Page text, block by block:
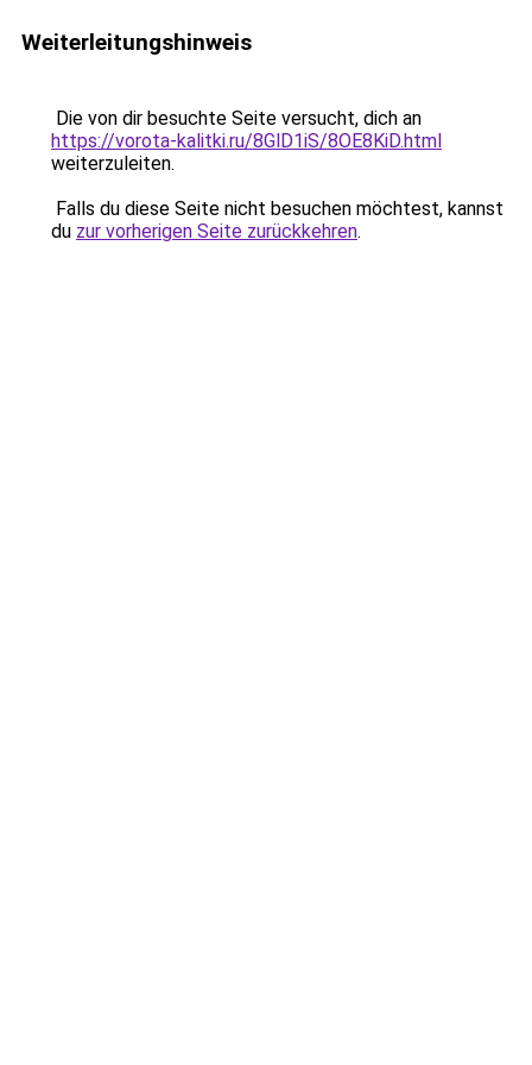
Weiterleitungshinweis
Die von dir besuchte Seite versucht, dich an
https://vorota-kalitki.ru/8GlD1iS/8OE8KiD.html
weiterzuleiten.
Falls du diese Seite nicht besuchen möchtest, kannst
du zur vorherigen Seite zurückkehren.